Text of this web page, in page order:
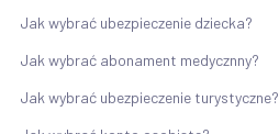
Jak wybrać ubezpieczenie dziecka?
Jak wybrać abonament medycznny?
Jak wybrać ubezpieczenie turystyczne?